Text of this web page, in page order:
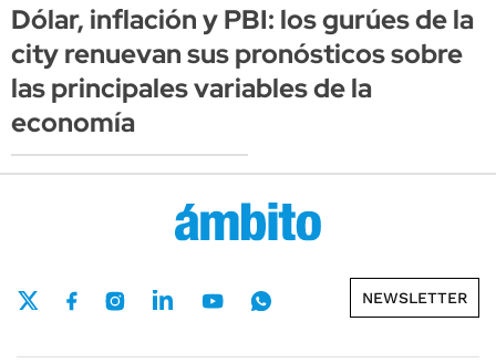
Dólar, inflación y PBI: los gurúes de la
city renuevan sus pronósticos sobre
las principales variables de la
economía
NEWSLETTER